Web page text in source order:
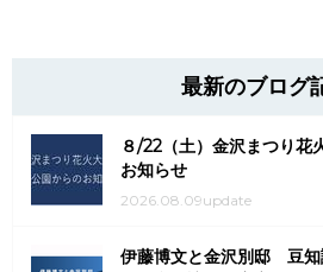
最新のブログ
８/22（土）金沢まつり
お知らせ
2026.08.09update
伊藤博文と金沢別邸 豆